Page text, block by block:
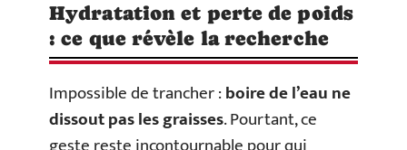
Hydratation et perte de poids
: ce que révèle la recherche
Impossible de trancher :boire de l’eau ne
dissout pas les graisses. Pourtant, ce